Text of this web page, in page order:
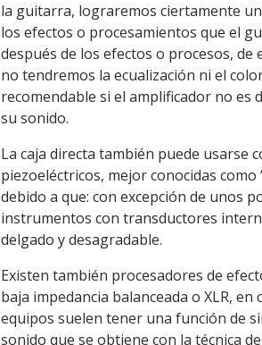
la guitarra, lograremos ciertamente
los efectos o procesamientos que el
después de los efectos o procesos,
no tendremos la ecualización ni el
recomendable si el amplificador no es
su sonido.
La caja directa también puede usarse
piezoeléctricos, mejor conocidas
debido a que: con excepción de unos
instrumentos con transductores
delgado y desagradable.
Existen también procesadores de
baja impedancia balanceada o XLR,
equipos suelen tener una función de
sonido que se obtiene con la técnica